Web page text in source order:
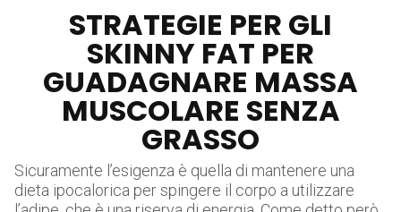
STRATEGIE PER GLI
SKINNY FAT PER
GUADAGNARE MASSA
MUSCOLARE SENZA
GRASSO
Sicuramente l’esigenza è quella di mantenere una
dieta ipocalorica per spingere il corpo a utilizzare